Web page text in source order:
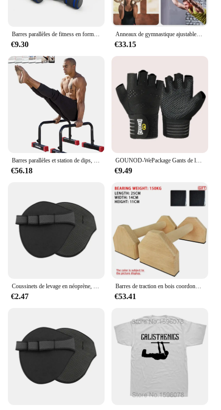
€9.30
Anneaux de gymnastique ajustables Calisnatale Ics pour hommes, équipement de fitness à domicile, anneau d'exercice pour la maison
€33.15
€56.18
GOUNOD-WePackage Gants de levage respirants coordonnants, bracelet de soutien, gants de sport, gants de gymnastique, musculation, haltérophilie, entraînement physique
€9.49
Coussinets de levage en néoprène, gants d'entraînement de gymnastique, WePackage, Calisnatale Ics Powerlifting, Fitness Sports, protège-mains, 2 pièces
€2.47
Barres de traction en bois coordonnantes, équipement de musculation à domicile
€53.41